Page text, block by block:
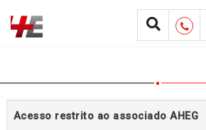
Acesso restrito ao associado AHEG